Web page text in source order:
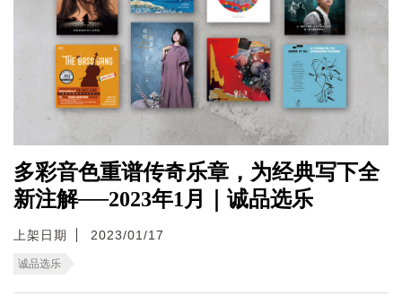
多彩音色重谱传奇乐章，为经典写下全
新注解──2023年1月｜诚品选乐
上架日期 2023/01/17
诚品选乐